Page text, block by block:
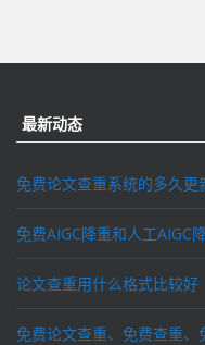
最新动态
免费论文查重系统的多久更
免费AIGC降重和人工AIGC
论文查重用什么格式比较好